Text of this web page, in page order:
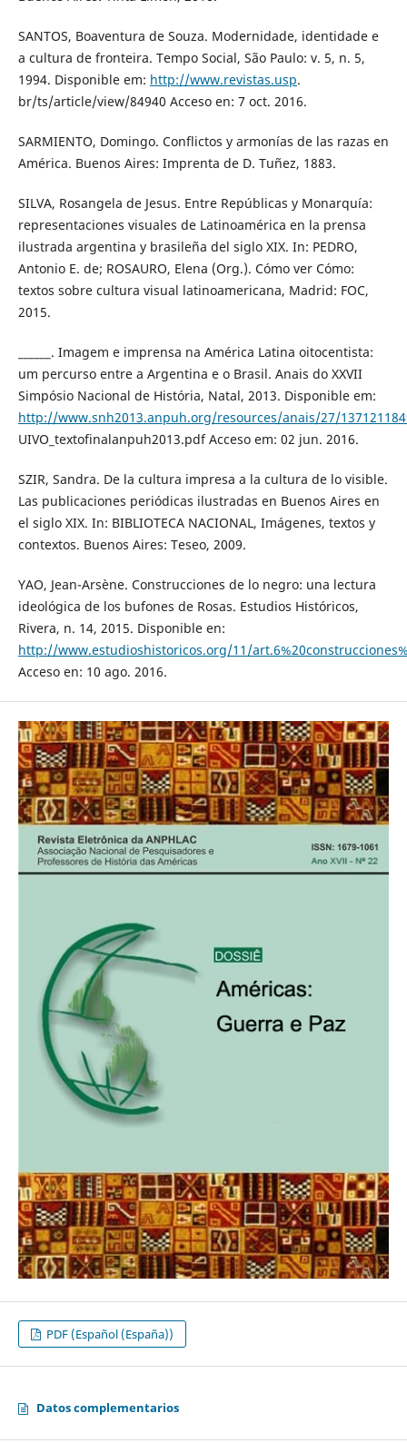
SANTOS, Boaventura de Souza. Modernidade, identidade e
a cultura de fronteira. Tempo Social, São Paulo: v. 5, n. 5,
1994. Disponible em: http://www.revistas.usp.
br/ts/article/view/84940 Acceso en: 7 oct. 2016.
SARMIENTO, Domingo. Conflictos y armonías de las razas en
América. Buenos Aires: Imprenta de D. Tuñez, 1883.
SILVA, Rosangela de Jesus. Entre Repúblicas y Monarquía:
representaciones visuales de Latinoamérica en la prensa
ilustrada argentina y brasileña del siglo XIX. In: PEDRO,
Antonio E. de; ROSAURO, Elena (Org.). Cómo ver Cómo:
textos sobre cultura visual latinoamericana, Madrid: FOC,
2015.
______. Imagem e imprensa na América Latina oitocentista:
um percurso entre a Argentina e o Brasil. Anais do XXVII
Simpósio Nacional de História, Natal, 2013. Disponible em:
http://www.snh2013.anpuh.org/resources/anais/27/
UIVO_textofinalanpuh2013.pdf Acceso em: 02 jun. 2016.
SZIR, Sandra. De la cultura impresa a la cultura de lo visible.
Las publicaciones periódicas ilustradas en Buenos Aires en
el siglo XIX. In: BIBLIOTECA NACIONAL, Imágenes, textos y
contextos. Buenos Aires: Teseo, 2009.
YAO, Jean-Arsène. Construcciones de lo negro: una lectura
ideológica de los bufones de Rosas. Estudios Históricos,
Rivera, n. 14, 2015. Disponible en:
http://www.estudioshistoricos.org/11/
Acceso en: 10 ago. 2016.
PDF (Español (España))
Datos complementarios